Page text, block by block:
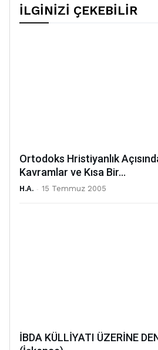
İLGİNİZİ ÇEKEBİLİR
Ortodoks Hristiyanlık
Kavramlar ve Kısa Bir...
H.A. - 15 Temmuz 2005
İBDA KÜLLİYATI ÜZERİNE